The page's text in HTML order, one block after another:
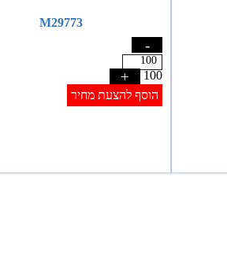
M29773
-
100
+
הוסף להצעת מחיר